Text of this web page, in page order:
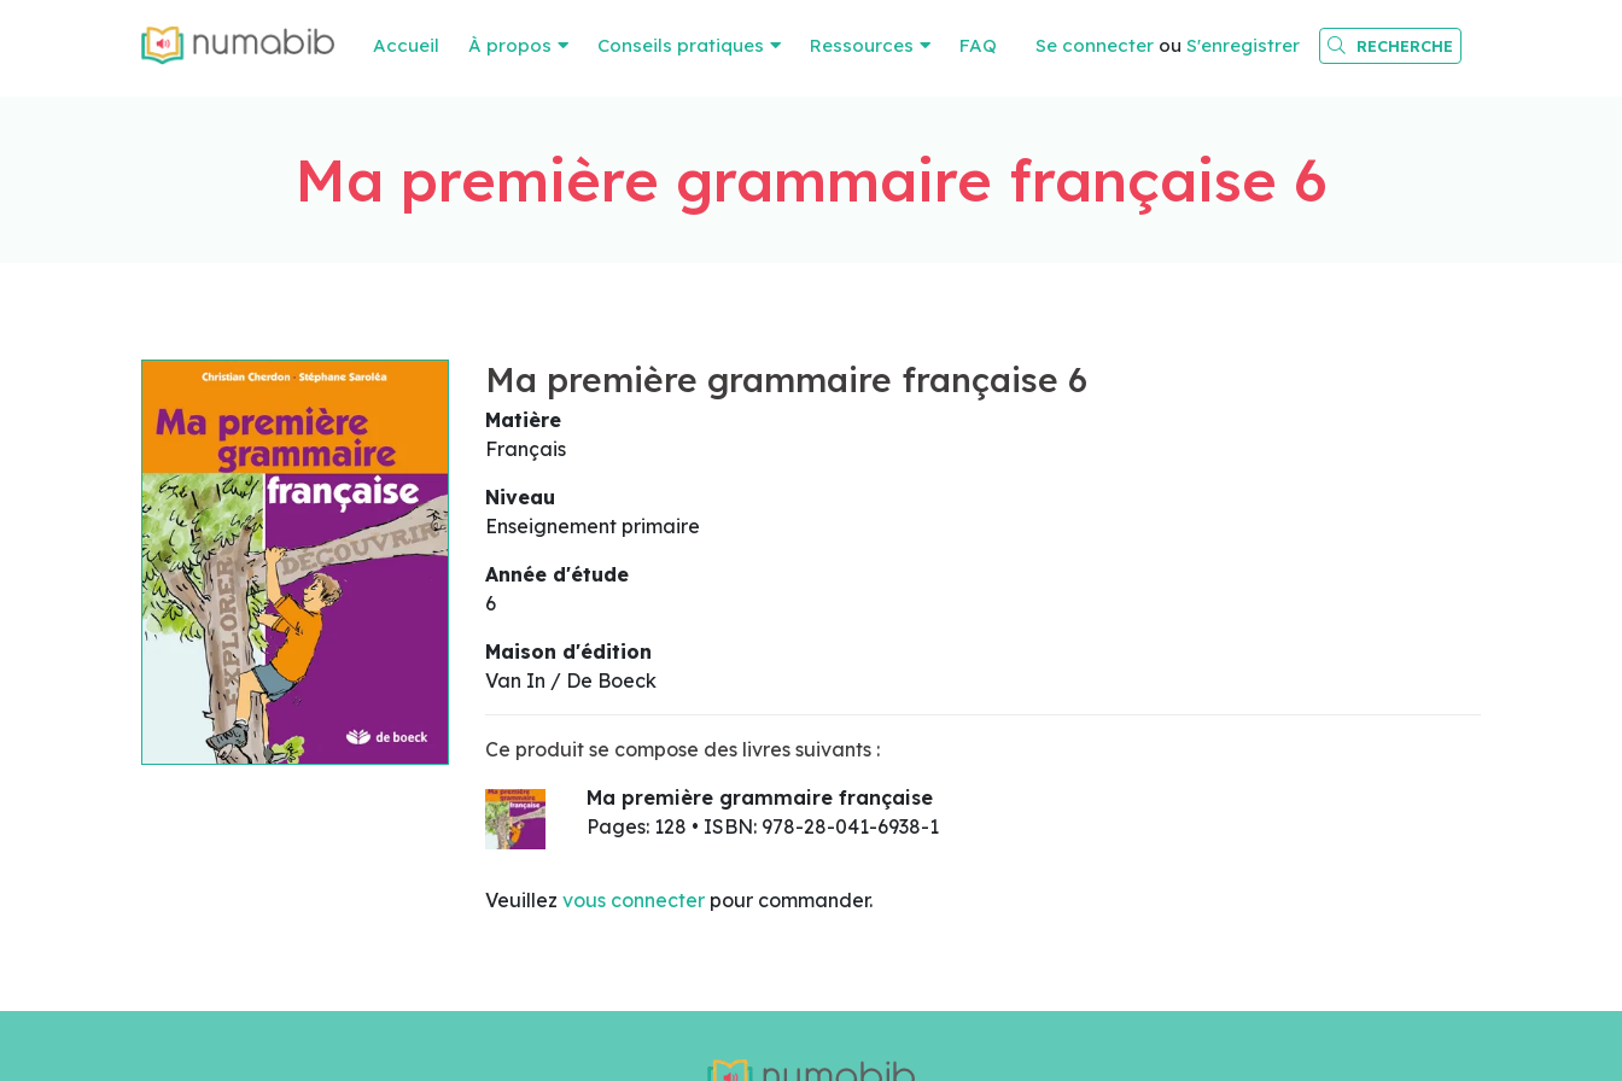
Accueil À propos Conseils pratiques Ressources FAQ Se connecter ou S'enregistrer RECHERCHE
Ma première grammaire française 6
Ma première grammaire française 6
Matière
Français
Niveau
Enseignement primaire
Année d'étude
6
Maison d'édition
Van In / De Boeck
Ce produit se compose des livres suivants :
Ma première grammaire française
Pages: 128 • ISBN: 978-28-041-6938-1
Veuillez vous connecter pour commander.